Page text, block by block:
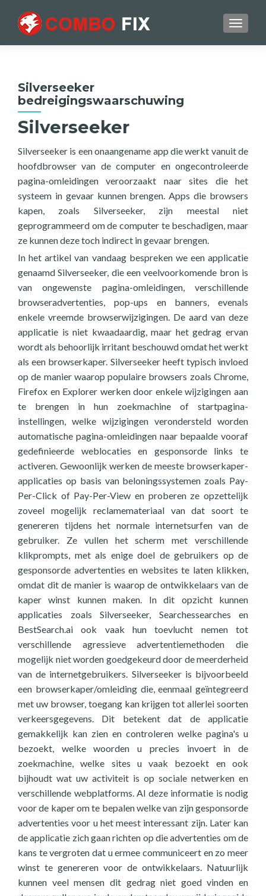
Silverseeker
bedreigingswaarschuwing
Silverseeker
Silverseeker is een onaangename app die werkt vanuit de
hoofdbrowser van de computer en ongecontroleerde
pagina-omleidingen veroorzaakt naar sites die het
systeem in gevaar kunnen brengen. Apps die browsers
kapen, zoals Silverseeker, zijn meestal niet
geprogrammeerd om de computer te beschadigen, maar
ze kunnen deze toch indirect in gevaar brengen.
In het artikel van vandaag bespreken we een applicatie
genaamd Silverseeker, die een veelvoorkomende bron is
van ongewenste pagina-omleidingen, verschillende
browseradvertenties, pop-ups en banners, evenals
enkele vreemde browserwijzigingen. De aard van deze
applicatie is niet kwaadaardig, maar het gedrag ervan
wordt als behoorlijk irritant beschouwd omdat het werkt
als een browserkaper. Silverseeker heeft typisch invloed
op de manier waarop populaire browsers zoals Chrome,
Firefox en Explorer werken door enkele wijzigingen aan
te brengen in hun zoekmachine of startpagina-
instellingen, welke wijzigingen verondersteld worden
automatische pagina-omleidingen naar bepaalde vooraf
gedefinieerde weblocaties en gesponsorde links te
activeren. Gewoonlijk werken de meeste browserkaper-
applicaties op basis van beloningssystemen zoals Pay-
Per-Click of Pay-Per-View en proberen ze opzettelijk
zoveel mogelijk reclamemateriaal van dat soort te
genereren tijdens het normale internetsurfen van de
gebruiker. Ze vullen het scherm met verschillende
klikprompts, met als enige doel de gebruikers op de
gesponsorde advertenties en websites te laten klikken,
omdat dit de manier is waarop de ontwikkelaars van de
kaper winst kunnen maken. In dit opzicht kunnen
applicaties zoals Silverseeker, Searchessearches en
BestSearch.ai ook vaak hun toevlucht nemen tot
verschillende agressieve advertentiemethoden die
mogelijk niet worden goedgekeurd door de meerderheid
van de internetgebruikers. Silverseeker is bijvoorbeeld
een browserkaper/omleiding die, eenmaal geïntegreerd
met uw browser, toegang kan krijgen tot allerlei soorten
verkeersgegevens. Dit betekent dat de applicatie
gemakkelijk kan zien en controleren welke pagina's u
bezoekt, welke woorden u precies invoert in de
zoekmachine, welke sites u vaak bezoekt en ook
bijhoudt wat uw activiteit is op sociale netwerken en
verschillende webplatforms. Al deze informatie is nodig
voor de kaper om te bepalen welke van zijn gesponsorde
advertenties voor u het meest interessant zijn. Later kan
de applicatie zich gaan richten op die advertenties om de
kans te vergroten dat u ermee communiceert en zo meer
winst te genereren voor de ontwikkelaars. Natuurlijk
kunnen veel mensen dit gedrag niet goed vinden en